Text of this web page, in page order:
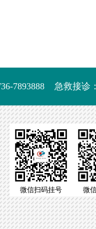
7893888 急救接诊
微信扫码挂号 微